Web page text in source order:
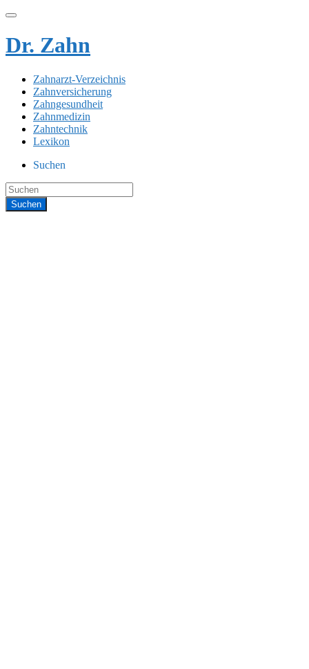
Dr. Zahn
Zahnarzt-Verzeichnis
Zahnversicherung
Zahngesundheit
Zahnmedizin
Zahntechnik
Lexikon
Suchen